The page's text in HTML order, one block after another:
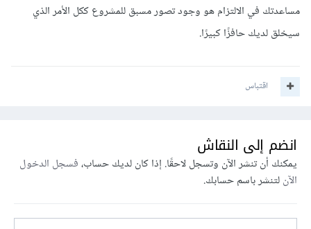
مساعدتك في الالتزام هو وجود تصور مسبق للمشروع ككل الأمر الذي
سيخلق لديك حافزًا كبيرًا.
اقتباس
انضم إلى النقاش
يمكنك أن تنشر الآن وتسجل لاحقًا. إذا كان لديك حساب،فسجل الدخول
الآنلتنشر باسم حسابك.